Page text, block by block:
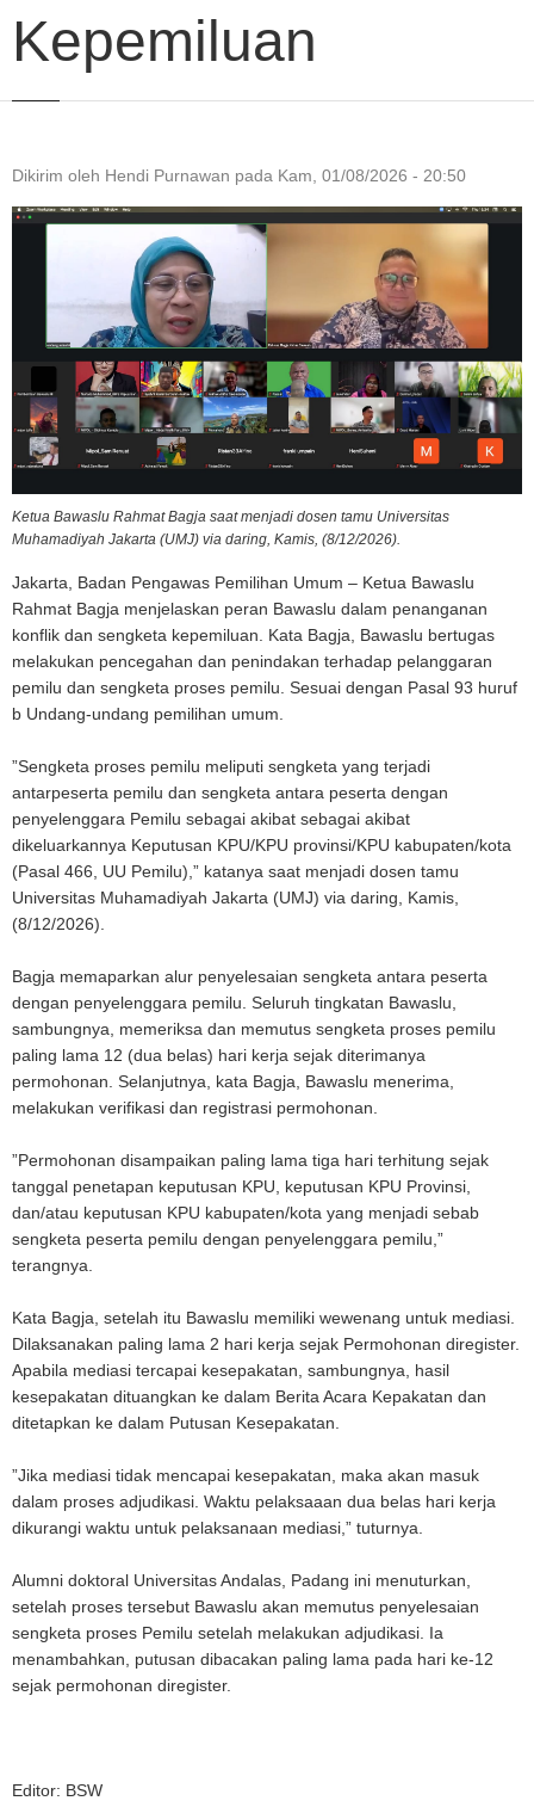
Kepemiluan
Dikirim oleh Hendi Purnawan pada Kam, 01/08/2026 - 20:50
Ketua Bawaslu Rahmat Bagja saat menjadi dosen tamu Universitas
Muhamadiyah Jakarta (UMJ) via daring, Kamis, (8/12/2026).
Jakarta, Badan Pengawas Pemilihan Umum – Ketua Bawaslu
Rahmat Bagja menjelaskan peran Bawaslu dalam penanganan
konflik dan sengketa kepemiluan. Kata Bagja, Bawaslu bertugas
melakukan pencegahan dan penindakan terhadap pelanggaran
pemilu dan sengketa proses pemilu. Sesuai dengan Pasal 93 huruf
b Undang-undang pemilihan umum.
”Sengketa proses pemilu meliputi sengketa yang terjadi
antarpeserta pemilu dan sengketa antara peserta dengan
penyelenggara Pemilu sebagai akibat sebagai akibat
dikeluarkannya Keputusan KPU/KPU provinsi/KPU kabupaten/kota
(Pasal 466, UU Pemilu),” katanya saat menjadi dosen tamu
Universitas Muhamadiyah Jakarta (UMJ) via daring, Kamis,
(8/12/2026).
Bagja memaparkan alur penyelesaian sengketa antara peserta
dengan penyelenggara pemilu. Seluruh tingkatan Bawaslu,
sambungnya, memeriksa dan memutus sengketa proses pemilu
paling lama 12 (dua belas) hari kerja sejak diterimanya
permohonan. Selanjutnya, kata Bagja, Bawaslu menerima,
melakukan verifikasi dan registrasi permohonan.
”Permohonan disampaikan paling lama tiga hari terhitung sejak
tanggal penetapan keputusan KPU, keputusan KPU Provinsi,
dan/atau keputusan KPU kabupaten/kota yang menjadi sebab
sengketa peserta pemilu dengan penyelenggara pemilu,”
terangnya.
Kata Bagja, setelah itu Bawaslu memiliki wewenang untuk mediasi.
Dilaksanakan paling lama 2 hari kerja sejak Permohonan diregister.
Apabila mediasi tercapai kesepakatan, sambungnya, hasil
kesepakatan dituangkan ke dalam Berita Acara Kepakatan dan
ditetapkan ke dalam Putusan Kesepakatan.
”Jika mediasi tidak mencapai kesepakatan, maka akan masuk
dalam proses adjudikasi. Waktu pelaksaaan dua belas hari kerja
dikurangi waktu untuk pelaksanaan mediasi,” tuturnya.
Alumni doktoral Universitas Andalas, Padang ini menuturkan,
setelah proses tersebut Bawaslu akan memutus penyelesaian
sengketa proses Pemilu setelah melakukan adjudikasi. Ia
menambahkan, putusan dibacakan paling lama pada hari ke-12
sejak permohonan diregister.
Editor: BSW